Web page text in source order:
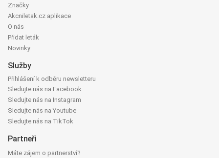
Značky
Akcniletak.cz aplikace
O nás
Přidat leták
Novinky
Služby
Přihlášení k odběru newsletteru
Sledujte nás na Facebook
Sledujte nás na Instagram
Sledujte nás na Youtube
Sledujte nás na TikTok
Partneři
Máte zájem o partnerství?